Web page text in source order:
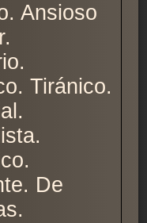
Ansioso
Tiránico.
De